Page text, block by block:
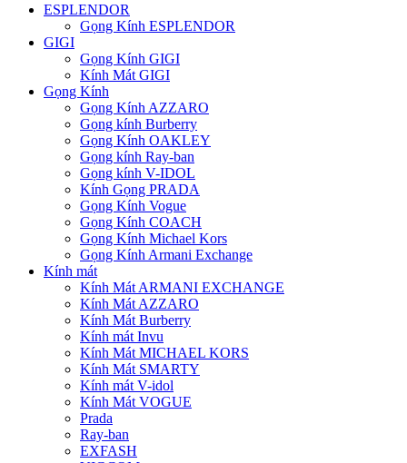
ESPLENDOR
Gọng Kính ESPLENDOR
GIGI
Gọng Kính GIGI
Kính Mát GIGI
Gọng Kính
Gọng Kính AZZARO
Gọng kính Burberry
Gọng Kính OAKLEY
Gọng kính Ray-ban
Gọng kính V-IDOL
Kính Gọng PRADA
Gọng Kính Vogue
Gọng Kính COACH
Gọng Kính Michael Kors
Gọng Kính Armani Exchange
Kính mát
Kính Mát ARMANI EXCHANGE
Kính Mát AZZARO
Kính Mát Burberry
Kính mát Invu
Kính Mát MICHAEL KORS
Kính Mát SMARTY
Kính mát V-idol
Kính Mát VOGUE
Prada
Ray-ban
EXFASH